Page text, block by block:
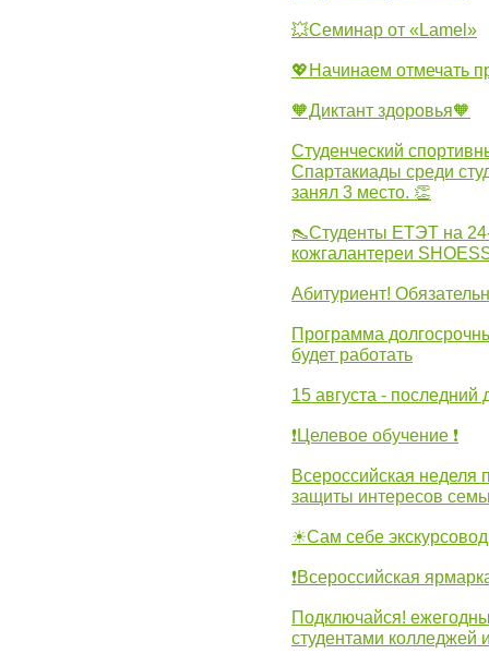
💥Семинар от «Lamel»
💖Начинаем отмечать
🧡Диктант здоровья🧡
Студенческий
Спартакиады среди
занял 3 место. 👏
👠Студенты ЕТЭТ на
кожгалантереи
Абитуриент!
Программа
будет работать
15 августа - последний
❗Целевое обучение ❗
Всероссийская
защиты интересов
☀Сам себе экскурсовод
❗Всероссийская
Подключайся!
студентами колледжей